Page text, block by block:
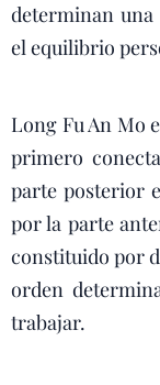
determinan una
el equilibrio
Long Fu An Mo
primero
parte posterior
por la parte
constituido por
orden
trabajar.